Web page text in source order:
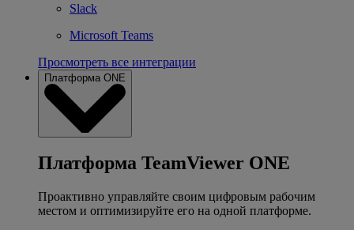
Slack
Microsoft Teams
Просмотреть все интеграции
Платформа ONE
Платформа TeamViewer ONE
Проактивно управляйте своим цифровым рабочим
местом и оптимизируйте его на одной платформе.